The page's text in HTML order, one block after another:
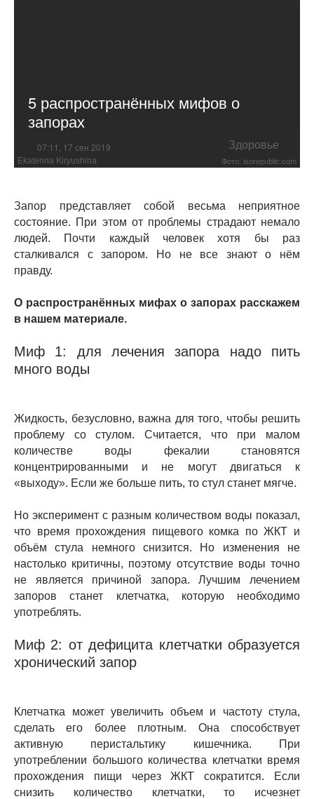
5 распространённых мифов о
запорах
07:11, 17 сен 2019 Здоровье
Ekaterina Kiryushina Фото: isorepublic.com
Запор представляет собой весьма неприятное
состояние. При этом от проблемы страдают немало
людей. Почти каждый человек хотя бы раз
сталкивался с запором. Но не все знают о нём
правду.
О распространённых мифах о запорах расскажем
в нашем материале.
Миф 1: для лечения запора надо пить
много воды
Жидкость, безусловно, важна для того, чтобы решить
проблему со стулом. Считается, что при малом
количестве воды фекалии становятся
концентрированными и не могут двигаться к
«выходу». Если же больше пить, то стул станет мягче.
Но эксперимент с разным количеством воды показал,
что время прохождения пищевого комка по ЖКТ и
объём стула немного снизится. Но изменения не
настолько критичны, поэтому отсутствие воды точно
не является причиной запора. Лучшим лечением
запоров станет клетчатка, которую необходимо
употреблять.
Миф 2: от дефицита клетчатки образуется
хронический запор
Клетчатка может увеличить объем и частоту стула,
сделать его более плотным. Она способствует
активную перистальтику кишечника. При
употреблении большого количества клетчатки время
прохождения пищи через ЖКТ сократится. Если
снизить количество клетчатки, то исчезнет